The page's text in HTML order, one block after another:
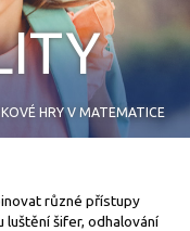
HRY V MATEMATICE
různé přístupy
luštění šifer, odhalování